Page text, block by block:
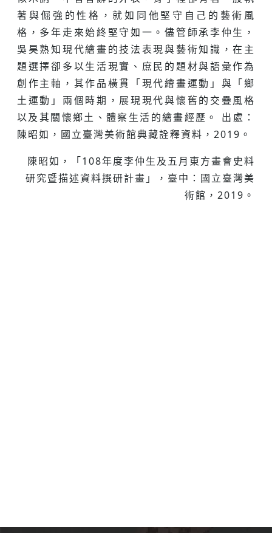
著與倔強的性格，就如同他堅守自己的藝術風
格，多年走來始終堅守如一。儘管師承李仲生，
吳昊熟知現代繪畫的技法表現與藝術知識，在主
題選擇卻多以生活現實、庶民的題材與語彙作為
創作主軸，其作品橫貫「現代繪畫運動」與「鄉
土運動」兩個時期，展現現代與懷舊的交疊風格
以及其關懷鄉土、體察生活的繪畫經歷。 出處：
陳昭如，國立臺灣美術館典藏詮釋資料，2019。
陳昭如，「108年度李仲生及五月東方畫會史料
研究暨描述資料撰研計畫」，臺中：國立臺灣美
術館，2019。